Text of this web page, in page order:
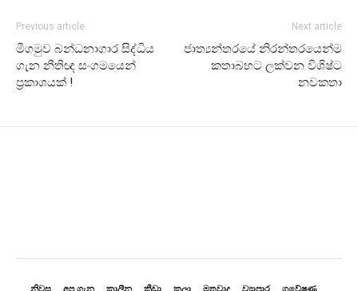
Previous article
මීගමුව බන්ධනාගාර සිද්ධිය
ගැන නීතිඥ සංගමයෙන්
ප්‍රකාශයක් !
Next article
ජාත්‍යන්තරයේ නිරන්තරයෙන්ම
කතාබහට ලක්වන විශිෂ්ට
නවකතා